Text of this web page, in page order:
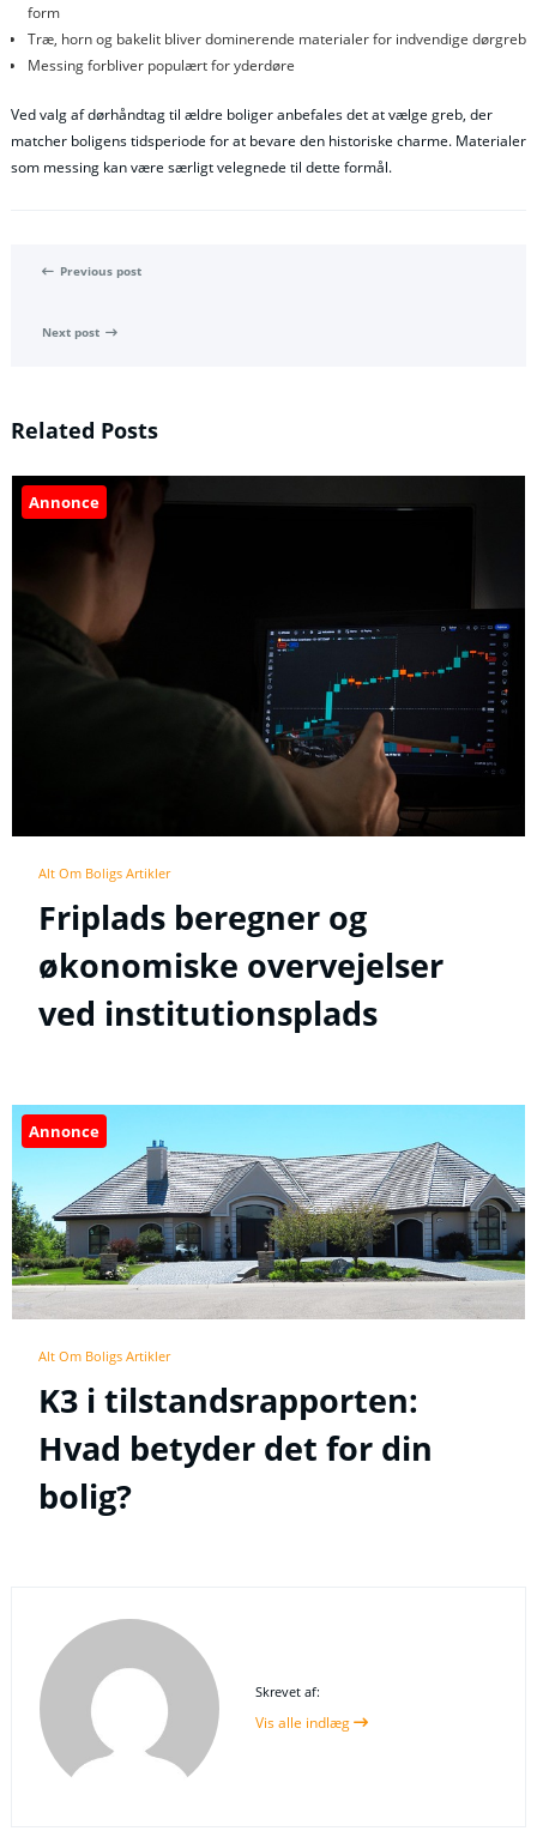
form
Træ, horn og bakelit bliver dominerende materialer for indvendige dørgreb
Messing forbliver populært for yderdøre
Ved valg af dørhåndtag til ældre boliger anbefales det at vælge greb, der
matcher boligens tidsperiode for at bevare den historiske charme. Materialer
som messing kan være særligt velegnede til dette formål.
Previous post
Next post
Related Posts
Annonce
Alt Om Boligs Artikler
Friplads beregner og
økonomiske overvejelser
ved institutionsplads
Annonce
Alt Om Boligs Artikler
K3 i tilstandsrapporten:
Hvad betyder det for din
bolig?
Skrevet af:
Vis alle indlæg